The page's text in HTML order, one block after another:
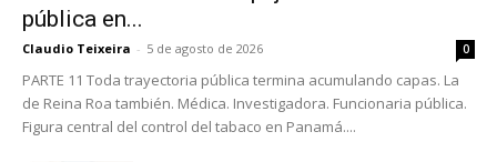
pública en...
Claudio Teixeira - 5 de agosto de 2026 0
PARTE 11 Toda trayectoria pública termina acumulando capas. La
de Reina Roa también. Médica. Investigadora. Funcionaria pública.
Figura central del control del tabaco en Panamá....